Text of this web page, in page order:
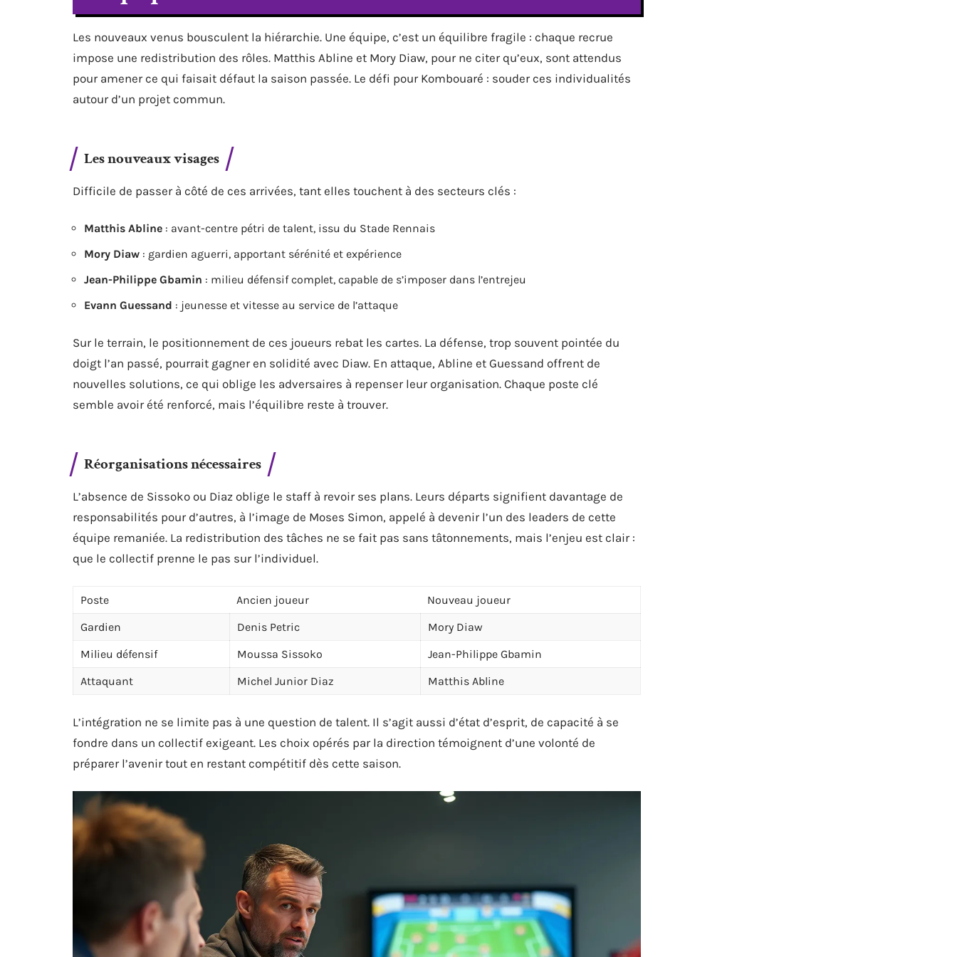
Les nouveaux venus bousculent la hiérarchie. Une équipe, c’est un équilibre fragile : chaque recrue
impose une redistribution des rôles. Matthis Abline et Mory Diaw, pour ne citer qu’eux, sont attendus
pour amener ce qui faisait défaut la saison passée. Le défi pour Kombouaré : souder ces individualités
autour d’un projet commun.
Les nouveaux visages
Difficile de passer à côté de ces arrivées, tant elles touchent à des secteurs clés :
Matthis Abline : avant-centre pétri de talent, issu du Stade Rennais
Mory Diaw : gardien aguerri, apportant sérénité et expérience
Jean-Philippe Gbamin : milieu défensif complet, capable de s’imposer dans l’entrejeu
Evann Guessand : jeunesse et vitesse au service de l’attaque
Sur le terrain, le positionnement de ces joueurs rebat les cartes. La défense, trop souvent pointée du
doigt l’an passé, pourrait gagner en solidité avec Diaw. En attaque, Abline et Guessand offrent de
nouvelles solutions, ce qui oblige les adversaires à repenser leur organisation. Chaque poste clé
semble avoir été renforcé, mais l’équilibre reste à trouver.
Réorganisations nécessaires
L’absence de Sissoko ou Diaz oblige le staff à revoir ses plans. Leurs départs signifient davantage de
responsabilités pour d’autres, à l’image de Moses Simon, appelé à devenir l’un des leaders de cette
équipe remaniée. La redistribution des tâches ne se fait pas sans tâtonnements, mais l’enjeu est clair :
que le collectif prenne le pas sur l’individuel.
Poste Ancien joueur
Nouveau joueur
Gardien
Denis Petric
Mory Diaw
Milieu défensif
Moussa Sissoko
Jean-Philippe Gbamin
Attaquant
Michel Junior Diaz Matthis Abline
L’intégration ne se limite pas à une question de talent. Il s’agit aussi d’état d’esprit, de capacité à se
fondre dans un collectif exigeant. Les choix opérés par la direction témoignent d’une volonté de
préparer l’avenir tout en restant compétitif dès cette saison.